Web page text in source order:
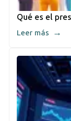
Qué es el
Leer más →